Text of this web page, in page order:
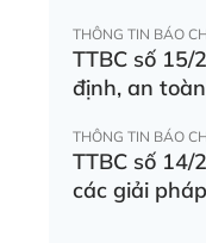
THÔNG TIN BÁO
TTBC số
định, an
THÔNG TIN BÁO
TTBC số
các giải